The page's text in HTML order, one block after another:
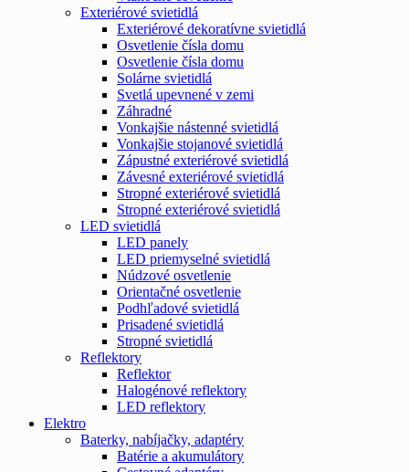
Exteriérové svietidlá
Exteriérové dekoratívne svietidlá
Osvetlenie čísla domu
Osvetlenie čísla domu
Solárne svietidlá
Svetlá upevnené v zemi
Záhradné
Vonkajšie nástenné svietidlá
Vonkajšie stojanové svietidlá
Zápustné exteriérové svietidlá
Závesné exteriérové svietidlá
Stropné exteriérové svietidlá
Stropné exteriérové svietidlá
LED svietidlá
LED panely
LED priemyselné svietidlá
Núdzové osvetlenie
Orientačné osvetlenie
Podhľadové svietidlá
Prisadené svietidlá
Stropné svietidlá
Reflektory
Reflektor
Halogénové reflektory
LED reflektory
Elektro
Baterky, nabíjačky, adaptéry
Batérie a akumulátory